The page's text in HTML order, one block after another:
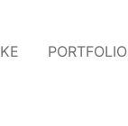
PORTFOLIO